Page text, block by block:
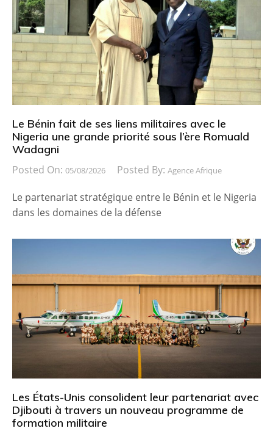
Le Bénin fait de ses liens militaires avec le
Nigeria une grande priorité sous l’ère Romuald
Wadagni
Posted On: 05/08/2026 Posted By: Agence Afrique
Le partenariat stratégique entre le Bénin et le Nigeria
dans les domaines de la défense
Les États-Unis consolident leur partenariat avec
Djibouti à travers un nouveau programme de
formation militaire